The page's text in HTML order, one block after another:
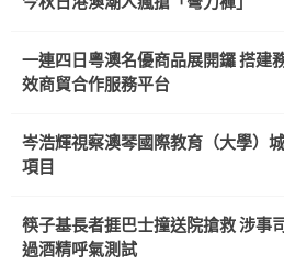
一連四日粵澳名優商品展開鑼 搭建
效商貿合作服務平台
岑浩輝視察澳琴國際教育（大學）
項目
筷子基長者捱巴士撞送院搶救 涉事
過酒精呼氣測試